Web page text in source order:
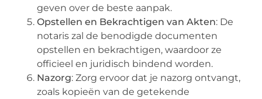
geven over de beste aanpak.
Opstellen en Bekrachtigen van Akten: De
notaris zal de benodigde documenten
opstellen en bekrachtigen, waardoor ze
officieel en juridisch bindend worden.
Nazorg: Zorg ervoor dat je nazorg ontvangt,
zoals kopieën van de getekende